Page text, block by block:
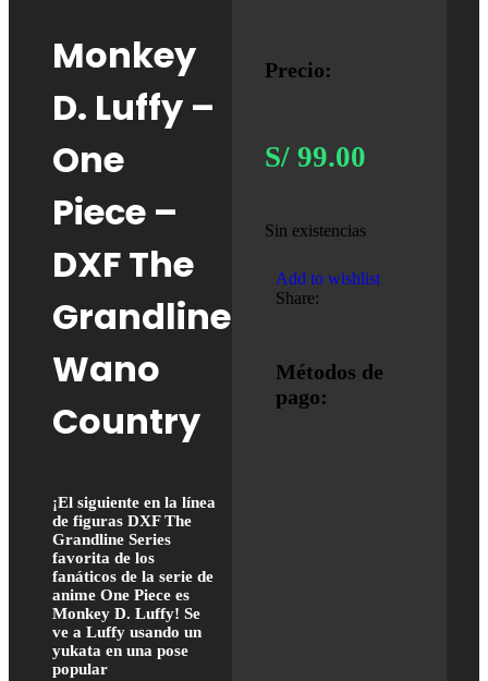
Monkey
D. Luffy –
One
Piece –
DXF The
Grandline
Wano
Country
¡El siguiente en la línea
de figuras DXF The
Grandline Series
favorita de los
fanáticos de la serie de
anime One Piece es
Monkey D. Luffy! Se
ve a Luffy usando un
yukata en una pose
popular
Precio:
S/99.00
Sin existencias
Add to wishlist
Share:
Métodos de
pago: